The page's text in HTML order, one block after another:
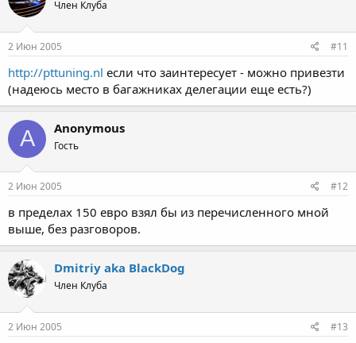
Член Клуба
2 Июн 2005 #11
http://pttuning.nl если что заинтересует - можно привезти
(надеюсь место в багажниках делегации еще есть?)
A Anonymous
Гость
2 Июн 2005 #12
в пределах 150 евро взял бы из перечисленного мной
выше, без разговоров.
Dmitriy aka BlackDog
Член Клуба
2 Июн 2005 #13